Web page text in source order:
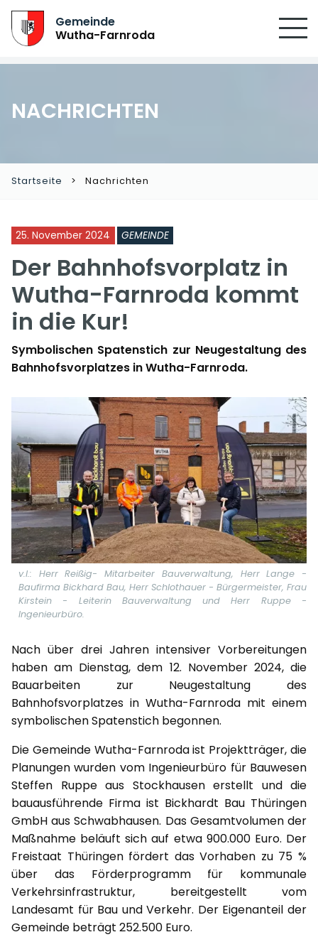
Gemeinde
Wutha-Farnroda
NACHRICHTEN
Startseite Nachrichten
25. November 2024 GEMEINDE
Der Bahnhofsvorplatz in
Wutha-Farnroda kommt
in die Kur!
Symbolischen Spatenstich zur Neugestaltung des
Bahnhofsvorplatzes in Wutha-Farnroda.
v.l.: Herr Reißig- Mitarbeiter Bauverwaltung, Herr Lange -
Baufirma Bickhard Bau, Herr Schlothauer - Bürgermeister, Frau
Kirstein - Leiterin Bauverwaltung und Herr Ruppe -
Ingenieurbüro.
Nach über drei Jahren intensiver Vorbereitungen
haben am Dienstag, dem 12. November 2024, die
Bauarbeiten zur Neugestaltung des
Bahnhofsvorplatzes in Wutha-Farnroda mit einem
symbolischen Spatenstich begonnen.
Die Gemeinde Wutha-Farnroda ist Projektträger, die
Planungen wurden vom Ingenieurbüro für Bauwesen
Steffen Ruppe aus Stockhausen erstellt und die
bauausführende Firma ist Bickhardt Bau Thüringen
GmbH aus Schwabhausen. Das Gesamtvolumen der
Maßnahme beläuft sich auf etwa 900.000 Euro. Der
Freistaat Thüringen fördert das Vorhaben zu 75 %
über das Förderprogramm für kommunale
Verkehrsinfrastruktur, bereitgestellt vom
Landesamt für Bau und Verkehr. Der Eigenanteil der
Gemeinde beträgt 252.500 Euro.